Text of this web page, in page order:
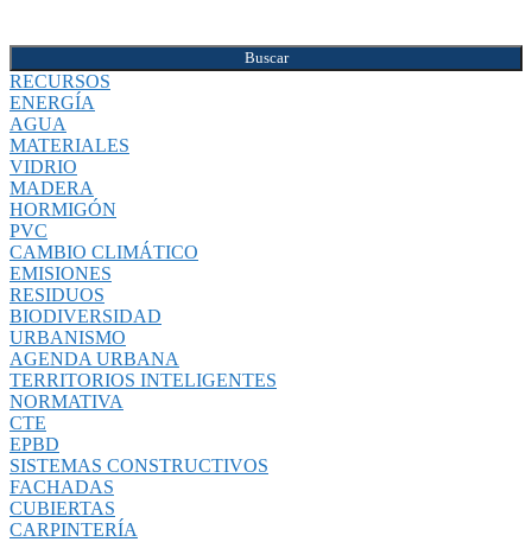
Buscar
RECURSOS
ENERGÍA
AGUA
MATERIALES
VIDRIO
MADERA
HORMIGÓN
PVC
CAMBIO CLIMÁTICO
EMISIONES
RESIDUOS
BIODIVERSIDAD
URBANISMO
AGENDA URBANA
TERRITORIOS INTELIGENTES
NORMATIVA
CTE
EPBD
SISTEMAS CONSTRUCTIVOS
FACHADAS
CUBIERTAS
CARPINTERÍA